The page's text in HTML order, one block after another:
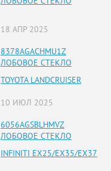
18 АПР 2025
8378AGACHMU1Z
ЛОБОВОЕ СТЕКЛО
TOYOTA LANDCRUISER
10 ИЮЛ 2025
6056AGSBLHMVZ
ЛОБОВОЕ СТЕКЛО
INFINITI EX25/EX35/EX37